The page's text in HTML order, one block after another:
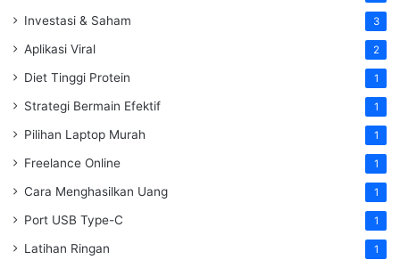
Investasi & Saham 3
Aplikasi Viral 2
Diet Tinggi Protein 1
Strategi Bermain Efektif 1
Pilihan Laptop Murah 1
Freelance Online 1
Cara Menghasilkan Uang 1
Port USB Type-C 1
Latihan Ringan 1